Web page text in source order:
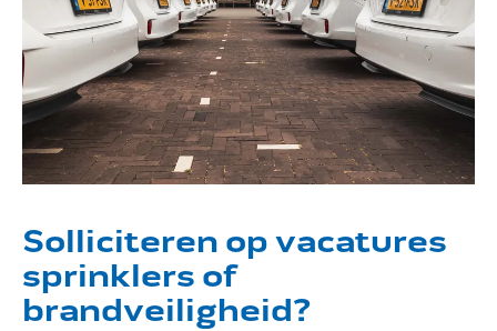
Solliciteren op vacatures
sprinklers of
brandveiligheid?